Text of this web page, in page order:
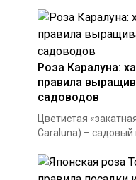
Роза Каралуна:
правила
садоводов
Цветистая
Caraluna) – садовый